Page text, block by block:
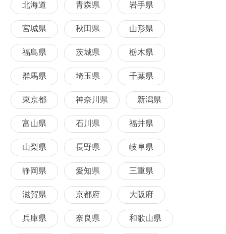
北海道 青森県 岩手県
宮城県 秋田県 山形県
福島県 茨城県 栃木県
群馬県 埼玉県 千葉県
東京都 神奈川県 新潟県
富山県 石川県 福井県
山梨県 長野県 岐阜県
静岡県 愛知県 三重県
滋賀県 京都府 大阪府
兵庫県 奈良県 和歌山県